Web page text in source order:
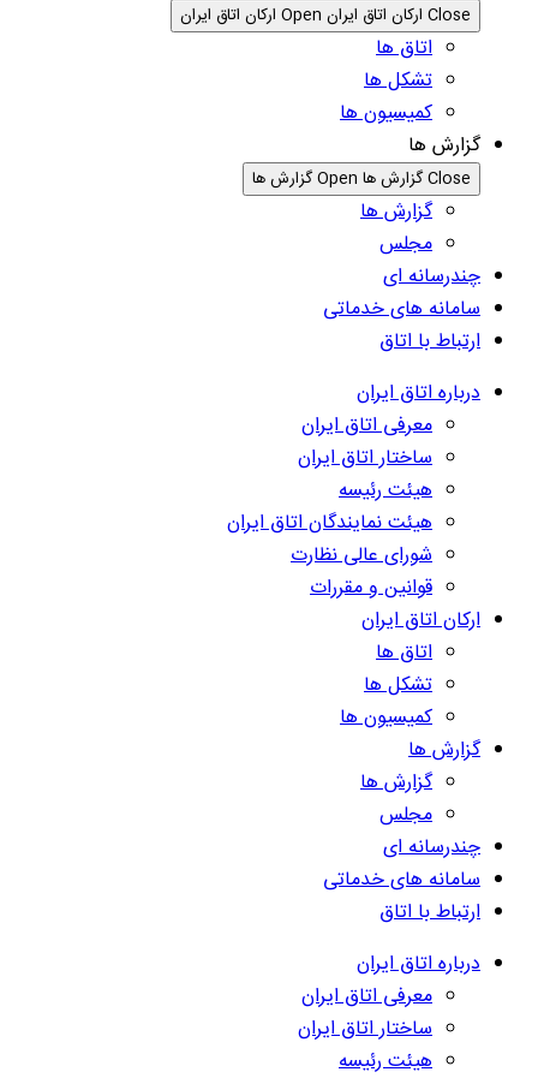
Close ارکان اتاق ایران Open ارکان اتاق ایران
اتاق ها
تشکل ها
کمیسیون ها
گزارش ها
Close گزارش ها Open گزارش ها
گزارش ها
مجلس
چندرسانه ای
سامانه های خدماتی
ارتباط با اتاق
درباره اتاق ایران
معرفی اتاق ایران
ساختار اتاق ایران
هیئت رئیسه
هیئت نمایندگان اتاق ایران
شورای عالی نظارت
قوانین و مقررات
ارکان اتاق ایران
اتاق ها
تشکل ها
کمیسیون ها
گزارش ها
گزارش ها
مجلس
چندرسانه ای
سامانه های خدماتی
ارتباط با اتاق
درباره اتاق ایران
معرفی اتاق ایران
ساختار اتاق ایران
هیئت رئیسه